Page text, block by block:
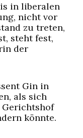
in liberalen
nicht vor
zu treten,
steht fest,
der
Gin in
als sich
Gerichtshof
könnte.